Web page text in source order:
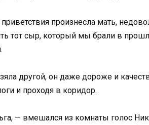
произнесла мать,
тот сыр, который мы брали в
другой, он даже дороже и
и проходя в коридор.
— вмешался из комнаты голос